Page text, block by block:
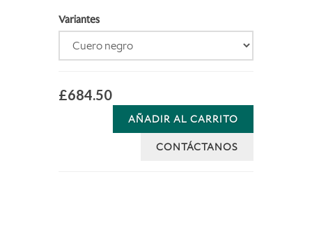
Variantes
£684.50
AÑADIR AL CARRITO
CONTÁCTANOS